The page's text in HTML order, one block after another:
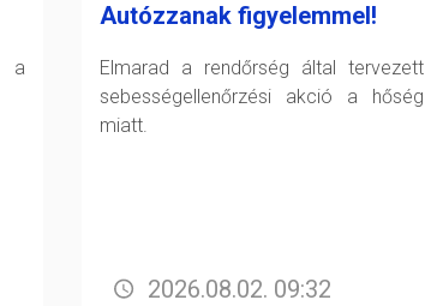
a
Autózzanak figyelemmel!
Elmarad a rendőrség által tervezett
sebességellenőrzési akció a hőség
miatt.
2026.08.02. 09:32